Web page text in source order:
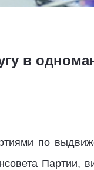
в
по
Партии,